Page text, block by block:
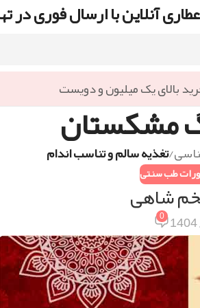
عطاری آنلاین با ارسال فوری در
بالای یک میلیون و دویست
مشکستان/تغذیه سالم و تناسب اندام
طب سنتی
شاهی
0